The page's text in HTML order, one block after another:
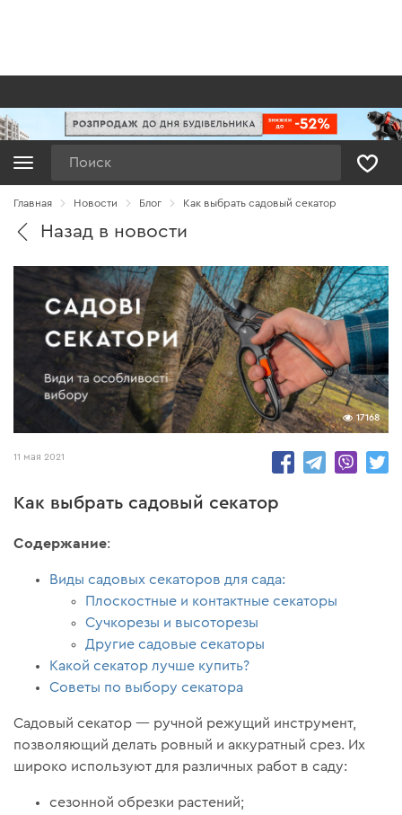
Главная Новости Блог Как выбрать садовый секатор
Назад в новости
17168
11 мая 2021
Как выбрать садовый секатор
Содержание:
Виды садовых секаторов для сада:
Плоскостные и контактные секаторы
Сучкорезы и высоторезы
Другие садовые секаторы
Какой секатор лучше купить?
Советы по выбору секатора
Садовый секатор — ручной режущий инструмент,
позволяющий делать ровный и аккуратный срез. Их
широко используют для различных работ в саду:
сезонной обрезки растений;